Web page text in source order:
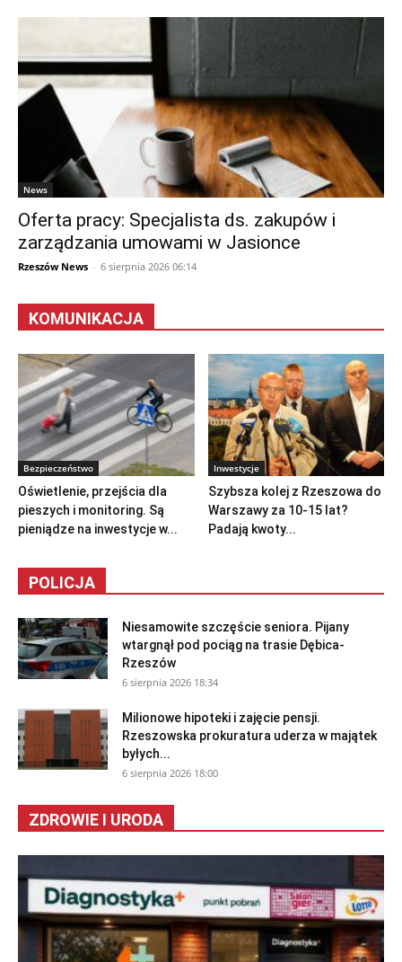
News
Oferta pracy: Specjalista ds. zakupów i
zarządzania umowami w Jasionce
Rzeszów News - 6 sierpnia 2026 06:14
KOMUNIKACJA
Bezpieczeństwo
Oświetlenie, przejścia dla
pieszych i monitoring. Są
pieniądze na inwestycje w...
Inwestycje
Szybsza kolej z Rzeszowa do
Warszawy za 10-15 lat?
Padają kwoty...
POLICJA
Niesamowite szczęście seniora. Pijany
wtargnął pod pociąg na trasie Dębica-
Rzeszów
6 sierpnia 2026 18:34
Milionowe hipoteki i zajęcie pensji.
Rzeszowska prokuratura uderza w majątek
byłych...
6 sierpnia 2026 18:00
ZDROWIE I URODA